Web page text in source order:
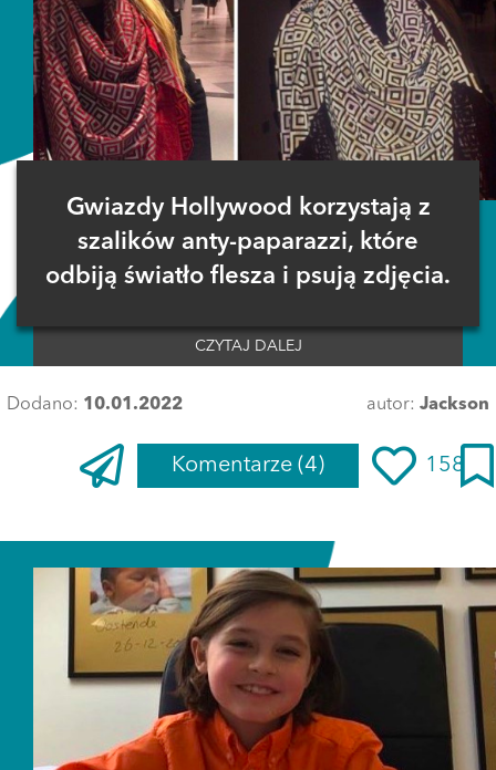
Gwiazdy Hollywood korzystają z
szalików anty-paparazzi, które
odbiją światło flesza i psują zdjęcia.
CZYTAJ DALEJ
Dodano: 10.01.2022 autor: Jackson
Komentarze (4) 158